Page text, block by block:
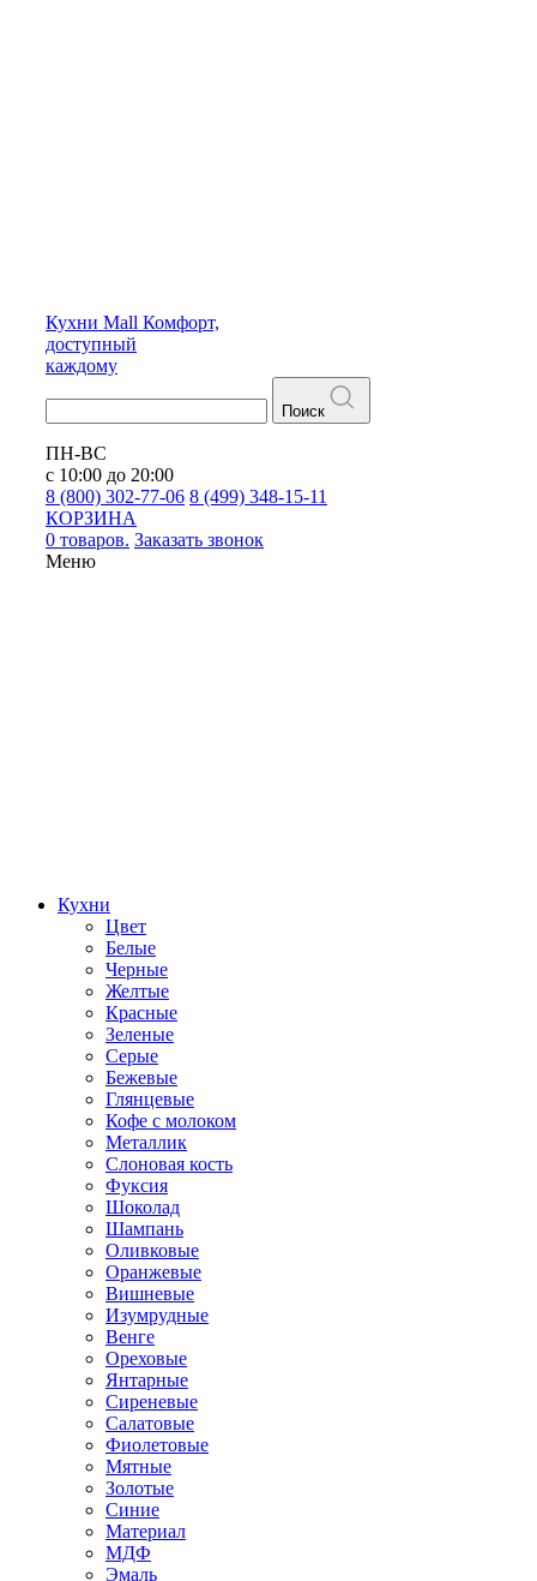
Кухни Mall Комфорт,
доступный
каждому
Поиск
ПН-ВС
с 10:00 до 20:00
8 (800) 302-77-06 8 (499) 348-15-11
КОРЗИНА
0 товаров. Заказать звонок
Меню
Кухни
Цвет
Белые
Черные
Желтые
Красные
Зеленые
Серые
Бежевые
Глянцевые
Кофе с молоком
Металлик
Слоновая кость
Фуксия
Шоколад
Шампань
Оливковые
Оранжевые
Вишневые
Изумрудные
Венге
Ореховые
Янтарные
Сиреневые
Салатовые
Фиолетовые
Мятные
Золотые
Синие
Материал
МДФ
Эмаль